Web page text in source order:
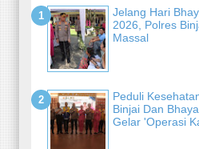
Jelang Hari
2026, Polres
Massal
Peduli
Binjai Dan
Gelar 'Operasi